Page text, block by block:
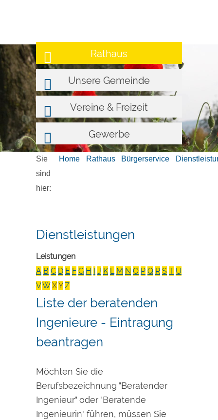
Rathaus
Unsere Gemeinde
Vereine & Freizeit
Gewerbe
Sie
sind
hier:
Home Rathaus Bürgerservice
Dienstleistungen
Leistungen
A B C D E F G H I J K L M N O P Q R S T U
VW XY Z
Liste der beratenden
Ingenieure - Eintragung
beantragen
Möchten Sie die
Berufsbezeichnung "Beratender
Ingenieur" oder "Beratende
Ingenieurin" führen, müssen Sie